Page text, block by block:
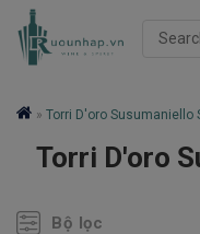
Skip
Search
» Torri D'oro Susumaniello
Torri D'oro
Bộ lọc